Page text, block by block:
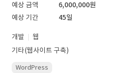
예상 금액
6,000,000원
예상 기간
45일
개발
웹
기타(웹사이트 구축)
WordPress